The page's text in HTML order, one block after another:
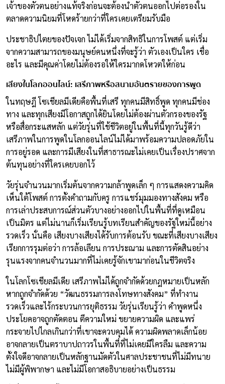
เจ้าของตัวตนอย่างแท้จริงก่อนจะต้องนำตัวตนออกไปต่อรองใน
ตลาดความนิยมที่โหดร้ายกว่าที่ใครเคยเตรียมรับมือ
ประชาธิปไตยของปัจเจก ไม่ได้เริ่มจากสิทธิในการโพสต์ แต่เริ่ม
จากความสามารถของมนุษย์คนหนึ่งที่จะรู้ว่า ตัวเองเป็นใคร เชื่อ
อะไร และมีคุณค่าโดยไม่ต้องรอให้ใครมากดโหวตให้ก่อน
เสียงในโลกออนไลน์: เสรีภาพหรือสนามอันตรายของการพูด
ในทฤษฎี โซเชียลมีเดียคือพื้นที่เสรี ทุกคนมีสิทธิ์พูด ทุกคนมีช่อง
ทาง และทุกเสียงมีโอกาสถูกได้ยินโดยไม่ต้องผ่านตัวกรองของรัฐ
หรือสื่อกระแสหลัก แต่วัยรุ่นที่ใช้ชีวิตอยู่ในพื้นที่นี้ทุกวันรู้ดีว่า
เสรีภาพในการพูดในโลกออนไลน์ไม่ได้มาพร้อมความปลอดภัยใน
การอยู่รอด และการมีเสียงในที่สาธารณะไม่เคยเป็นเรื่องปราศจาก
ต้นทุนอย่างที่ใครเคยบอกไว้
วัยรุ่นจำนวนมากเริ่มต้นจากความกล้าพูดเล็ก ๆ การแสดงความคิด
เห็นใต้โพสต์ การตั้งคำถามกับครู การแชร์มุมมองทางสังคม หรือ
การเล่าประสบการณ์ส่วนตัวบางอย่างออกไปในพื้นที่ที่ดูเหมือน
เป็นมิตร แต่ไม่นานก็เริ่มเรียนรู้บทเรียนสำคัญของรัฐใหม่นี้อย่าง
รวดเร็ว นั่นคือ เสียงบางเสียงได้รับการต้อนรับ ขณะที่เสียงบางเสียง
เรียกการรุมต่อว่า การล้อเลียน การประณาม และการตัดสินอย่าง
รุนแรงจากคนจำนวนมากที่ไม่เคยรู้จักเขามาก่อนในชีวิตจริง
ในโลกโซเชียลมีเดีย เสรีภาพไม่ได้ถูกจำกัดด้วยกฎหมายเป็นหลัก
หากถูกจำกัดด้วย “วัฒนธรรมการลงโทษทางสังคม” ที่ทำงาน
รวดเร็วและไร้กระบวนการยุติธรรม วัยรุ่นเรียนรู้ว่า คำพูดหนึ่ง
ประโยคอาจถูกตัดตอน ตีความใหม่ ขยายความผิด และแพร่
กระจายไปไกลเกินกว่าที่เขาจะควบคุมได้ ความผิดพลาดเล็กน้อย
อาจกลายเป็นตราบาปถาวรในพื้นที่ที่ไม่เคยมีใครลืม และความ
ตั้งใจดีอาจกลายเป็นหลักฐานมัดตัวในศาลประชาชนที่ไม่มีทนาย
ไม่มีผู้พิพากษา และไม่มีโอกาสอธิบายอย่างเป็นธรรม